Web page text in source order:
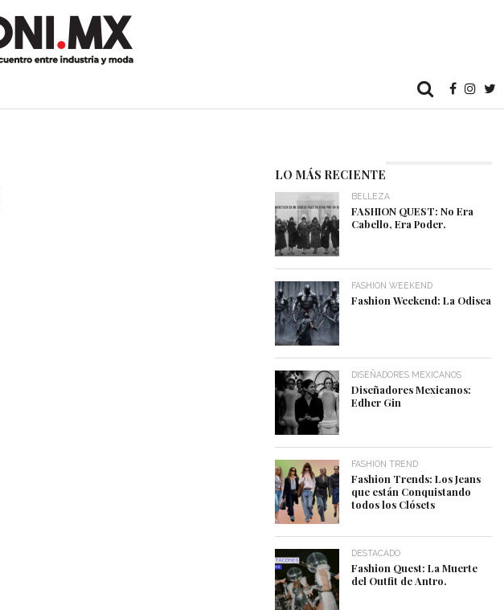
LO MÁS RECIENTE
BELLEZA
FASHION QUEST: No Era
Cabello, Era Poder.
FASHION WEEKEND
Fashion Weekend: La Odisea
DISEÑADORES MEXICANOS
Diseñadores Mexicanos:
Edher Gin
FASHION TREND
Fashion Trends: Los Jeans
que están Conquistando
todos los Clósets
DESTACADO
Fashion Quest: La Muerte
del Outfit de Antro.